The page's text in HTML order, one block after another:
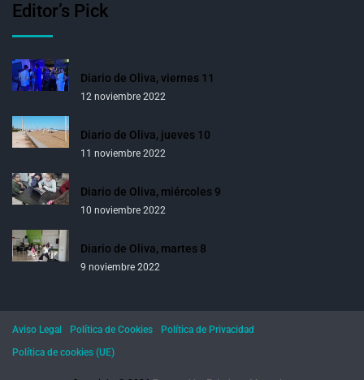
Editor’s Pick
Diario de Oliva, viernes 11
12 noviembre 2022
Diario de Oliva, jueves 10
11 noviembre 2022
Diario de Oliva, miércoles 9
10 noviembre 2022
Diario de Oliva, martes 8
9 noviembre 2022
Aviso Legal Política de Cookies
Política de Privacidad
Política de cookies (UE)